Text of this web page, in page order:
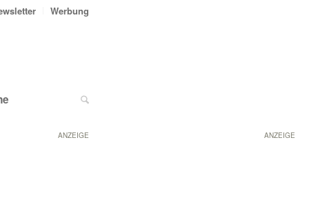
ANZEIGE
Werbung
ANZEIGE